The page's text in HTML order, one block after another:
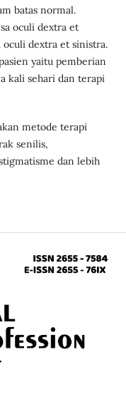
batas normal.
oculi dextra et
oculi dextra et sinistra.
yaitu pemberian
kali sehari dan terapi
metode terapi
senilis,
dan lebih